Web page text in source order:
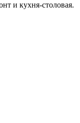
и кухня-столовая.